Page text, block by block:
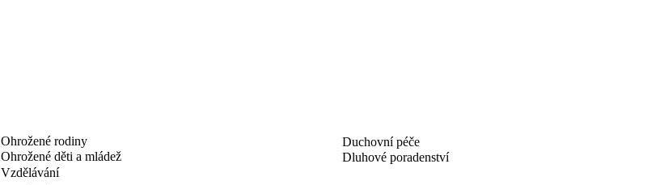
Ohrožené rodiny
Ohrožené děti a mládež
Vzdělávání
Duchovní péče
Dluhové poradenství